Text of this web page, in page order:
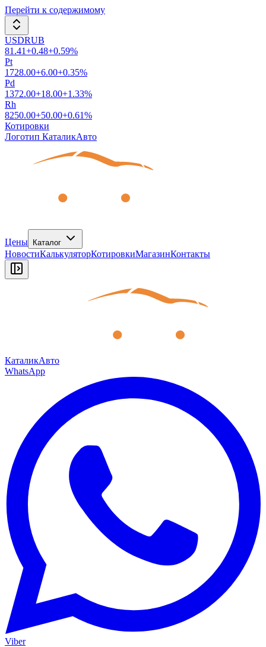
Перейти к содержимому
USDRUB
81.41+0.48+0.59%
Pt
1728.00+6.00+0.35%
Pd
1372.00+18.00+1.33%
Rh
8250.00+50.00+0.61%
Котировки
Логотип КаталикАвто
Цены Каталог
НовостиКалькуляторКотировкиМагазинКонтакты
КаталикАвто
WhatsApp
Viber